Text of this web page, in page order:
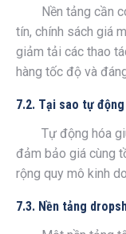
Nền tảng cần
tín, chính sách giá
giảm tải các thao
hàng tốc độ và
7.2. Tại sao tự
Tự động hóa
đảm bảo giá cùng
rộng quy mô kinh
7.3. Nền tảng